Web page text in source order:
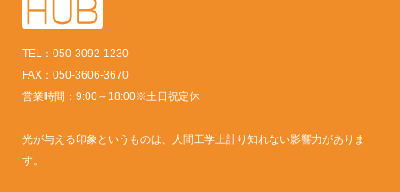
TEL：050-3092-1230
FAX：050-3606-3670
営業時間：9:00～18:00※土日祝定休
光が与える印象というものは、人間工学上計り知れない影響力がありま
す。